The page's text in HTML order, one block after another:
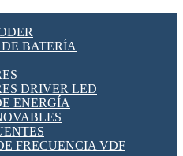
CABLE
IOT
BATERÍA
DRIVER LED
ENERGÍA
FRECUENCIA VDF